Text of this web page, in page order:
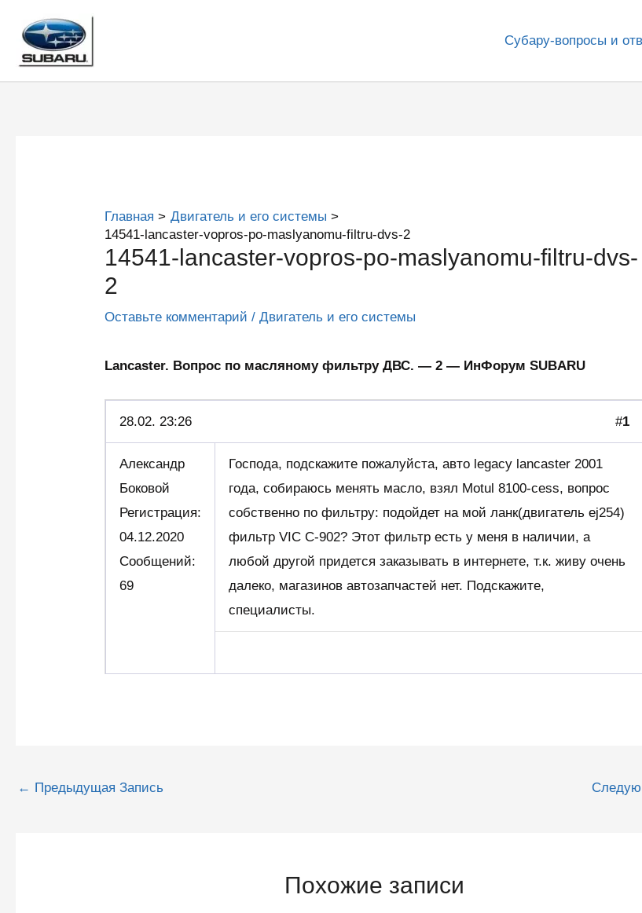
содержимому
Субару-вопросы и
Главная
Двигатель и его системы
14541-lancaster-vopros-po-maslyanomu-filtru-dvs-2
14541-lancaster-vopros-po-maslyanomu-filtru-dvs-
2
Оставьте комментарий /Двигатель и его системы
Lancaster. Вопрос по масляному фильтру ДВС. — 2 — ИнФорум SUBARU
28.02. 23:26 #1
Александр
Боковой
Регистрация:
04.12.2020
Сообщений:
69
Господа, подскажите пожалуйста, авто legacy lancaster 2001
года, собираюсь менять масло, взял Motul 8100-cess, вопрос
собственно по фильтру: подойдет на мой ланк(двигатель ej254)
фильтр VIC C-902? Этот фильтр есть у меня в наличии, а
любой другой придется заказывать в интернете, т.к. живу очень
далеко, магазинов автозапчастей нет. Подскажите,
специалисты.
Навигация
← Предыдущая Запись
Похожие записи